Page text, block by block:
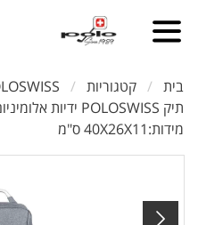
בית קטגוריות
מידות:40X26X11 ס"מ